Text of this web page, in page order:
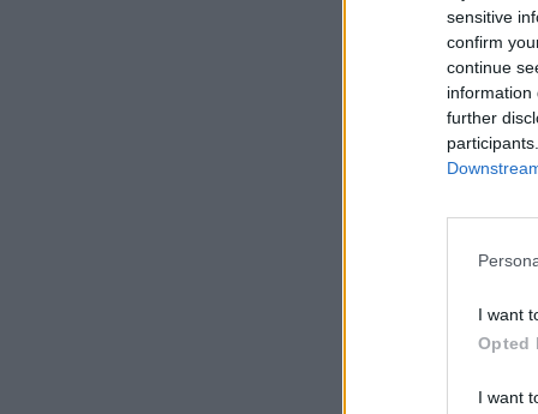
sensitive
confirm
continue
information
further
I want
Opted
I want